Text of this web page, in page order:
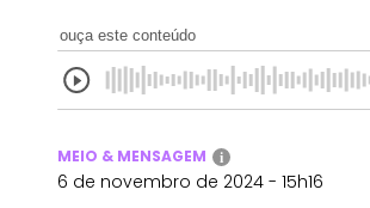
ouça este conteúdo
MEIO & MENSAGEM i
6 de novembro de 2024 - 15h16